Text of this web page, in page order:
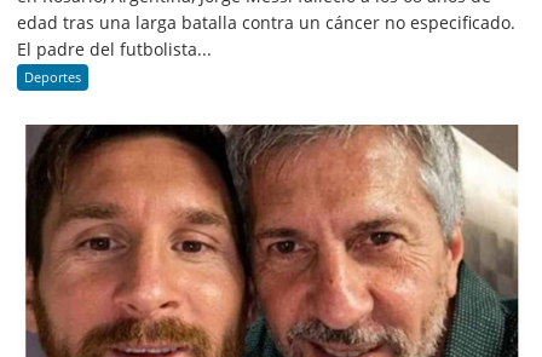
edad tras una larga batalla contra un cáncer no especificado.
El padre del futbolista...
Deportes